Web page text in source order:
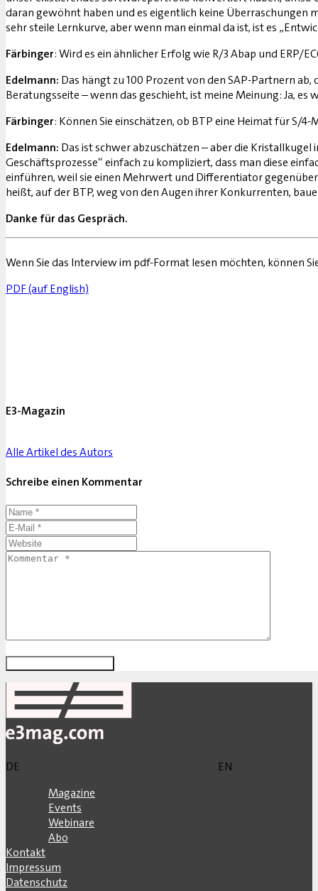
daran gewöhnt haben und es eigentlich keine Überraschungen
sehr steile Lernkurve, aber wenn man einmal da ist, ist es
Färbinger: Wird es ein ähnlicher Erfolg wie R/3 Abap und ERP/
Edelmann: Das hängt zu 100 Prozent von den SAP-Partnern
Beratungsseite – wenn das geschieht, ist meine Meinung: Ja, es
Färbinger: Können Sie einschätzen, ob BTP eine Heimat für S/
Edelmann: Das ist schwer abzuschätzen – aber die
Geschäftsprozesse“ einfach zu kompliziert, dass man diese
einführen, weil sie einen Mehrwert und Differentiator
heißt, auf der BTP, weg von den Augen ihrer Konkurrenten,
Danke für das Gespräch.
Wenn Sie das Interview im pdf-Format lesen möchten, können
PDF (auf English)
E3-Magazin
Alle Artikel des Autors
Schreibe einen Kommentar
DE
EN
Magazine
Events
Webinare
Abo
Kontakt
Impressum
Datenschutz